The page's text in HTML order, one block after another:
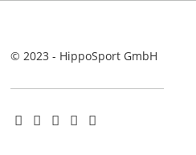
© 2023 - HippoSport GmbH